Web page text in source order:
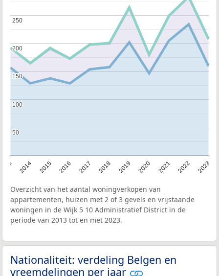
2014 2015 2016 2017 2018 2019 2020 2021 2022 2023
50
50
100
100
150
150
200
200
250
250
Overzicht van het aantal woningverkopen van
appartementen, huizen met 2 of 3 gevels en vrijstaande
woningen in de Wijk 5 10 Administratief District in de
periode van 2013 tot en met 2023.
Nationaliteit: verdeling Belgen en
vreemdelingen per jaar